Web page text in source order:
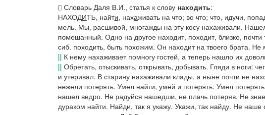
Словарь Даля В.И., статья к слову находить:
НАХОДИТЬ, найти, нахаживать на что; во что; что, идучи,
мель. Мы, расшивой, многажды на эту косу нахаживали.
помешанный. Одно на другое находит, походит, близко, почти
сиб. походить, быть похожим. Он находит на твоего брата.
|| К нему нахаживает помногу гостей, а теперь нашло их
|| Обретать, отыскивать, открывать, добывать. Гляди в ноги:
и утеривал. В старину нахаживали клады, а ныне почти не
нежели потерять. Умел найти, умей и потерять. Умел
нашел ведро. Не радуйся нашедши, не плачь потеряв. Не
дураком найти. Найди, так я укажу. Укажи, так найду. Не